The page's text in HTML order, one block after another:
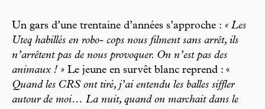
Un gars d’une trentaine d’années s’approche : « Les
Uteq habillés en robo- cops nous filment sans arrêt, ils
n’arrêtent pas de nous provoquer. On n’est pas des
animaux ! » Le jeune en survêt blanc reprend : «
Quand les CRS ont tiré, j’ai entendu les balles siffler
autour de moi… La nuit, quand on marchait dans le